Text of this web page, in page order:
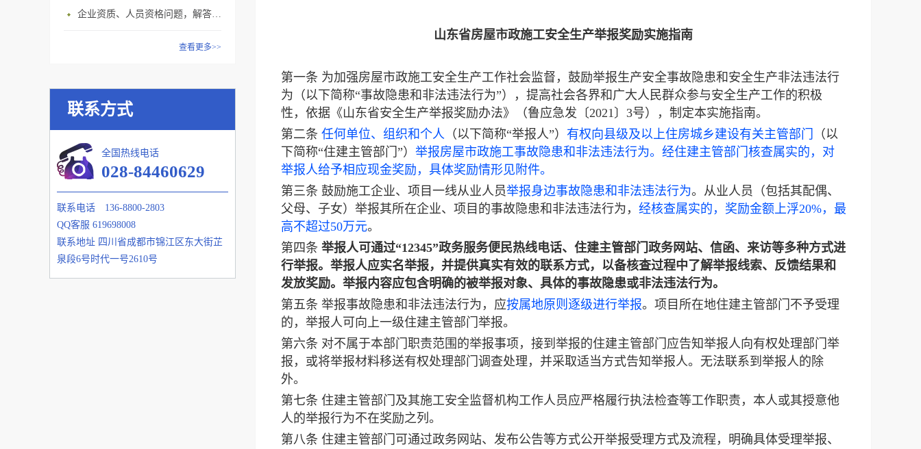
企业资质、人员资格问题，解答来了
查看更多>>
联系方式
全国热线电话
028-84460629
联系电话
136-8800-2803
QQ客服 619698008
联系地址 四川省成都市锦江区东大街芷
泉段6号时代一号2610号
山东省房屋市政施工安全生产举报奖励实施指南
第一条 为加强房屋市政施工安全生产工作社会监督，鼓励举报生产安全事故隐患和安全生产非法违法行
为（以下简称“事故隐患和非法违法行为”），提高社会各界和广大人民群众参与安全生产工作的积极
性，依据《山东省安全生产举报奖励办法》（鲁应急发〔2021〕3号），制定本实施指南。
第二条 任何单位、组织和个人 （以下简称“举报人”） 有权向县级及以上住房城乡建设有关主管部门
（以
下简称“住建主管部门”） 举报房屋市政施工事故隐患和非法违法行为。经住建主管部门核查属实的，对
举报人给予相应现金奖励，具体奖励情形见附件。
第三条 鼓励施工企业、项目一线从业人员举报身边事故隐患和非法违法行为。从业人员（包括其配偶、
父母、子女）举报其所在企业、项目的事故隐患和非法违法行为， 经核查属实的，奖励金额上浮20%，最
高不超过50万元。
第四条 举报人可通过“12345”政务服务便民热线电话、住建主管部门政务网站、信函、来访等多种方式进
行举报。举报人应实名举报，并提供真实有效的联系方式，以备核查过程中了解举报线索、反馈结果和
发放奖励。举报内容应包含明确的被举报对象、具体的事故隐患或非法违法行为。
第五条 举报事故隐患和非法违法行为，应按属地原则逐级进行举报。项目所在地住建主管部门不予受理
的，举报人可向上一级住建主管部门举报。
第六条 对不属于本部门职责范围的举报事项，接到举报的住建主管部门应告知举报人向有权处理部门举
报，或将举报材料移送有权处理部门调查处理，并采取适当方式告知举报人。无法联系到举报人的除
外。
第七条 住建主管部门及其施工安全监督机构工作人员应严格履行执法检查等工作职责，本人或其授意他
人的举报行为不在奖励之列。
第八条 住建主管部门可通过政务网站、发布公告等方式公开举报受理方式及流程，明确具体受理举报、